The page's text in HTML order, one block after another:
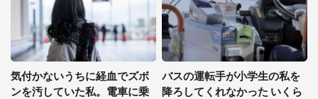
気付かないうちに経血でズボ
ンを汚していた私。電車に乗
バスの運転手が小学生の私を
降ろしてくれなかった いくら